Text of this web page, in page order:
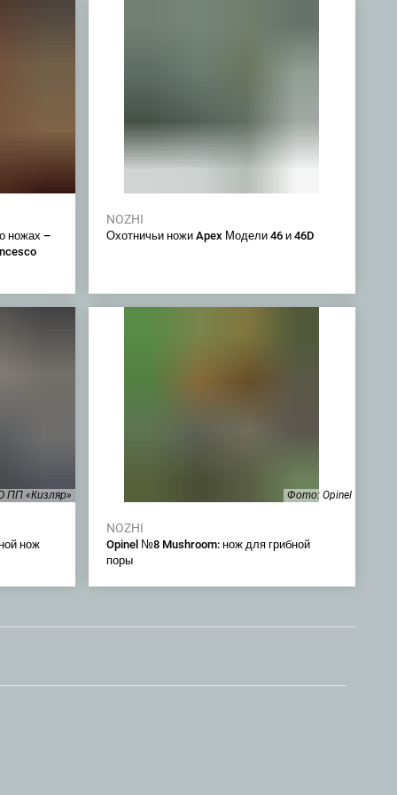
ножах –
NOZHI
Охотничьи ножи Apex Модели 46 и 46D
ПП «Кизляр»
нож
Фото: Opinel
NOZHI
Opinel №8 Mushroom: нож для грибной
поры